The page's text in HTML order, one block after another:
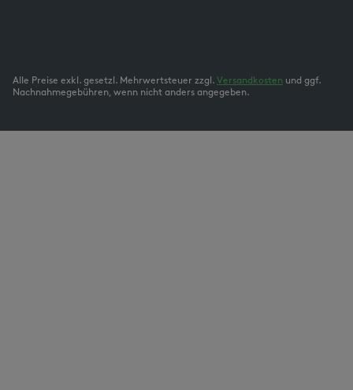
Alle Preise exkl. gesetzl. Mehrwertsteuer zzgl. Versandkosten und ggf.
Nachnahmegebühren, wenn nicht anders angegeben.